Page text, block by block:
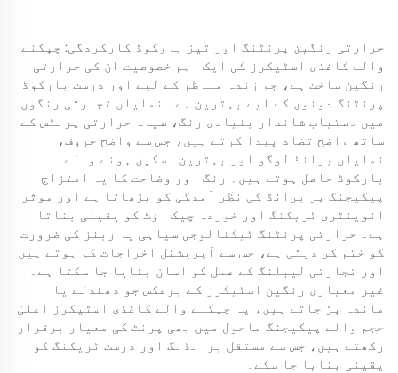
حرارتی رنگین پرنٹنگ اور تیز بارکوڈ کارکردگی: چپکنے
والے کاغذی اسٹیکرز کی ایک اہم خصوصیت ان کی حرارتی
رنگین ساخت ہے، جو زندہ مناظر کے لیے اور درست بارکوڈ
پرنٹنگ دونوں کے لیے بہترین ہے۔ نمایاں تجارتی رنگوں
میں دستیاب شاندار بنیادی رنگ، سیاہ حرارتی پرنٹس کے
ساتھ واضح تضاد پیدا کرتے ہیں، جس سے واضح حروف،
نمایاں برانڈ لوگو اور بہترین اسکین ہونے والے
بارکوڈ حاصل ہوتے ہیں۔ رنگ اور وضاحت کا یہ امتزاج
پیکیجنگ پر برانڈ کی نظر آمدگی کو بڑھاتا ہے اور موثر
انوینٹری ٹریکنگ اور خوردہ چیک آؤٹ کو یقینی بناتا
ہے۔ حرارتی پرنٹنگ ٹیکنالوجی سیاہی یا ربنز کی ضرورت
کو ختم کر دیتی ہے، جس سے آپریشنل اخراجات کم ہوتے ہیں
اور تجارتی لیبلنگ کے عمل کو آسان بنایا جا سکتا ہے۔
غیر معیاری رنگین اسٹیکرز کے برعکس جو دھندلے یا
ماندہ پڑ جاتے ہیں، یہ چپکنے والے کاغذی اسٹیکرز اعلیٰ
حجم والے پیکیجنگ ماحول میں بھی پرنٹ کی معیار برقرار
رکھتے ہیں، جس سے مستقل برانڈنگ اور درست ٹریکنگ کو
یقینی بنایا جا سکے۔